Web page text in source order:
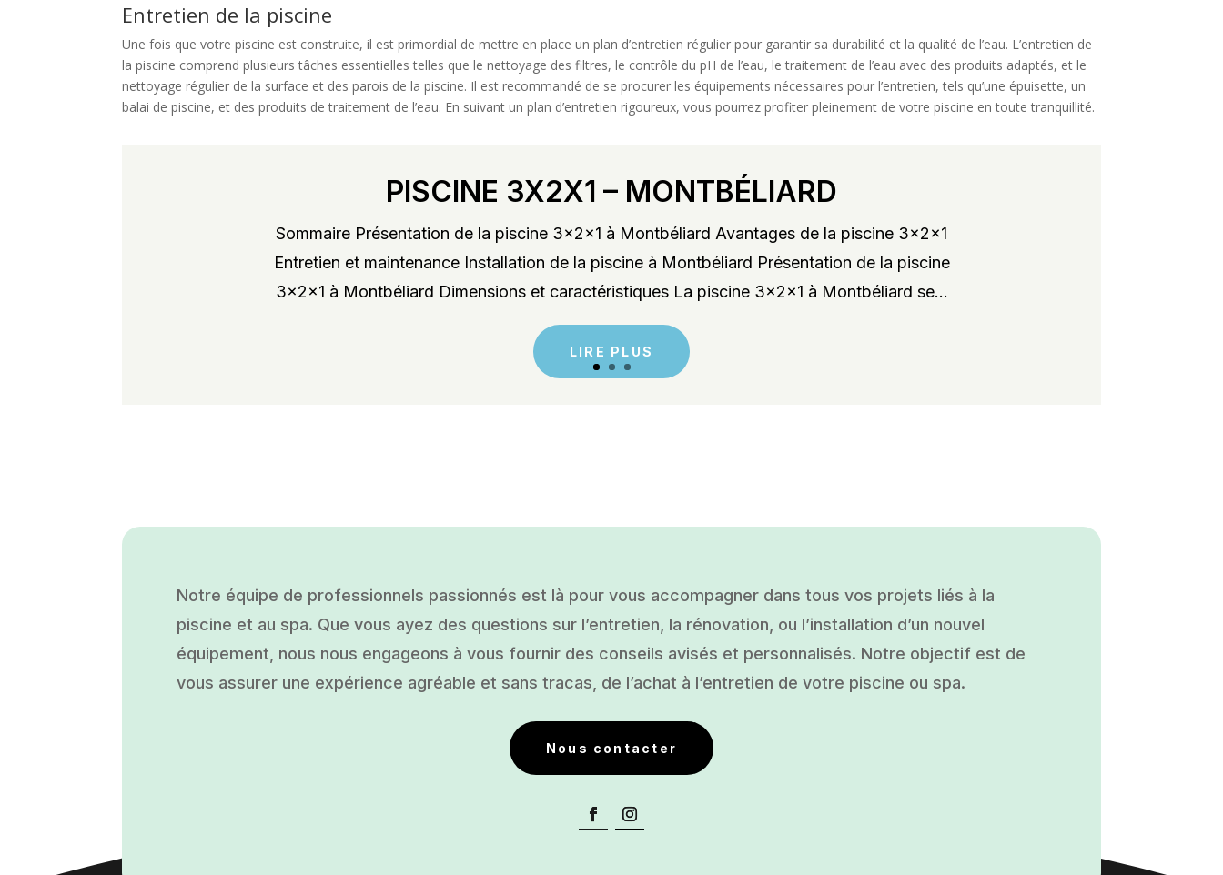
Entretien de la piscine
Une fois que votre piscine est construite, il est primordial de mettre en place un plan d’entretien régulier pour garantir sa durabilité et la qualité de l’eau. L’entretien de
la piscine comprend plusieurs tâches essentielles telles que le nettoyage des filtres, le contrôle du pH de l’eau, le traitement de l’eau avec des produits adaptés, et le
nettoyage régulier de la surface et des parois de la piscine. Il est recommandé de se procurer les équipements nécessaires pour l’entretien, tels qu’une épuisette, un
balai de piscine, et des produits de traitement de l’eau. En suivant un plan d’entretien rigoureux, vous pourrez profiter pleinement de votre piscine en toute tranquillité.
PISCINE 3X2X1 – MONTBÉLIARD
Sommaire Présentation de la piscine 3x2x1 à Montbéliard Avantages de la piscine 3x2x1
Entretien et maintenance Installation de la piscine à Montbéliard Présentation de la piscine
3x2x1 à Montbéliard Dimensions et caractéristiques La piscine 3x2x1 à Montbéliard se...
LIRE PLUS
Notre équipe de professionnels passionnés est là pour vous accompagner dans tous vos projets liés à la
piscine et au spa. Que vous ayez des questions sur l’entretien, la rénovation, ou l’installation d’un nouvel
équipement, nous nous engageons à vous fournir des conseils avisés et personnalisés. Notre objectif est de
vous assurer une expérience agréable et sans tracas, de l’achat à l’entretien de votre piscine ou spa.
Nous contacter